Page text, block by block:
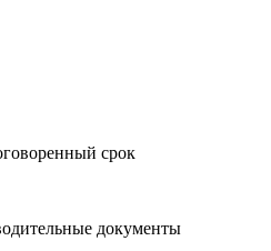
срок
документы